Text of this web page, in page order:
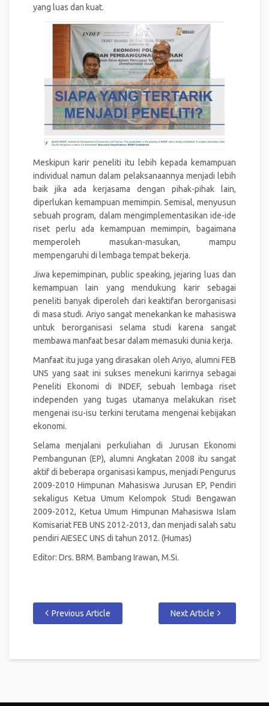
yang luas dan kuat.
Meskipun karir peneliti itu lebih kepada kemampuan
individual namun dalam pelaksanaannya menjadi lebih
baik jika ada kerjasama dengan pihak-pihak lain,
diperlukan kemampuan memimpin. Semisal, menyusun
sebuah program, dalam mengimplementasikan ide-ide
riset perlu ada kemampuan memimpin, bagaimana
memperoleh masukan-masukan, mampu
mempengaruhi di lembaga tempat bekerja.
Jiwa kepemimpinan, public speaking, jejaring luas dan
kemampuan lain yang mendukung karir sebagai
peneliti banyak diperoleh dari keaktifan berorganisasi
di masa studi. Ariyo sangat menekankan ke mahasiswa
untuk berorganisasi selama studi karena sangat
membawa manfaat besar dalam memasuki dunia kerja.
Manfaat itu juga yang dirasakan oleh Ariyo, alumni FEB
UNS yang saat ini sukses menekuni karirnya sebagai
Peneliti Ekonomi di INDEF, sebuah lembaga riset
independen yang tugas utamanya melakukan riset
mengenai isu-isu terkini terutama mengenai kebijakan
ekonomi.
Selama menjalani perkuliahan di Jurusan Ekonomi
Pembangunan (EP), alumni Angkatan 2008 itu sangat
aktif di beberapa organisasi kampus, menjadi Pengurus
2009-2010 Himpunan Mahasiswa Jurusan EP, Pendiri
sekaligus Ketua Umum Kelompok Studi Bengawan
2009-2012, Ketua Umum Himpunan Mahasiswa Islam
Komisariat FEB UNS 2012-2013, dan menjadi salah satu
pendiri AIESEC UNS di tahun 2012. (Humas)
Editor: Drs. BRM. Bambang Irawan, M.Si.
Previous Article Next Article